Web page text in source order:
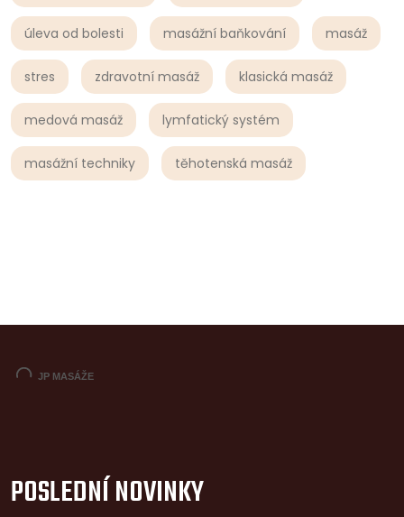
úleva od bolesti masážní baňkování masáž
stres zdravotní masáž klasická masáž
medová masáž lymfatický systém
masážní techniky těhotenská masáž
POSLEDNÍ NOVINKY